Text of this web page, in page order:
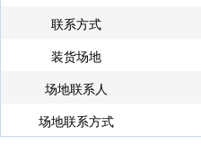
联系方式
装货场地
场地联系人
场地联系方式